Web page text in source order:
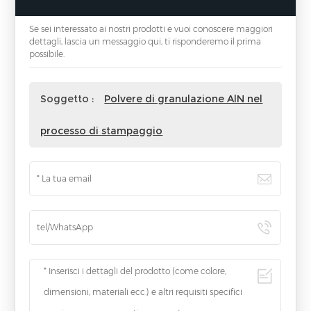
Se sei interessato ai nostri prodotti e vuoi conoscere maggiori
dettagli, lascia un messaggio qui, ti risponderemo il prima
possibile.
Soggetto : Polvere di granulazione AlN nel
processo di stampaggio